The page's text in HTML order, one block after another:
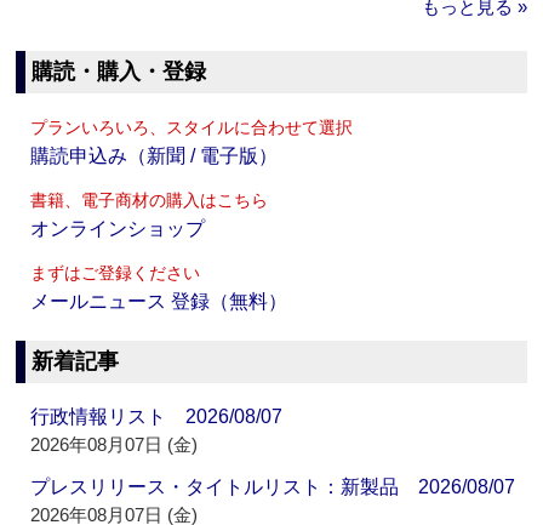
もっと見る »
購読・購入・登録
プランいろいろ、スタイルに合わせて選択
購読申込み（新聞 / 電子版）
書籍、電子商材の購入はこちら
オンラインショップ
まずはご登録ください
メールニュース 登録（無料）
新着記事
行政情報リスト 2026/08/07
2026年08月07日 (金)
プレスリリース・タイトルリスト：新製品 2026/08/07
2026年08月07日 (金)